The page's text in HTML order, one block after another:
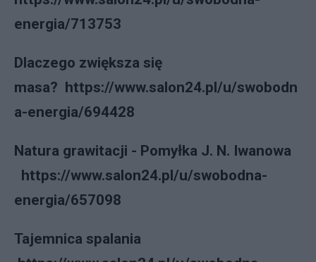
energia/713753
Dlaczego zwiększa się
masa? https://www.salon24.pl/u/swobodn
a-energia/694428
Natura grawitacji - Pomyłka J. N. Iwanowa
https://www.salon24.pl/u/swobodna-
energia/657098
Tajemnica spalania